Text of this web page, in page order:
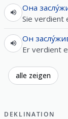
Она
Sie verdient
Он
Er verdient
alle zeigen
DEKLINATION